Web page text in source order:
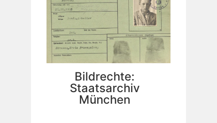
Bildrechte:
Staatsarchiv
München